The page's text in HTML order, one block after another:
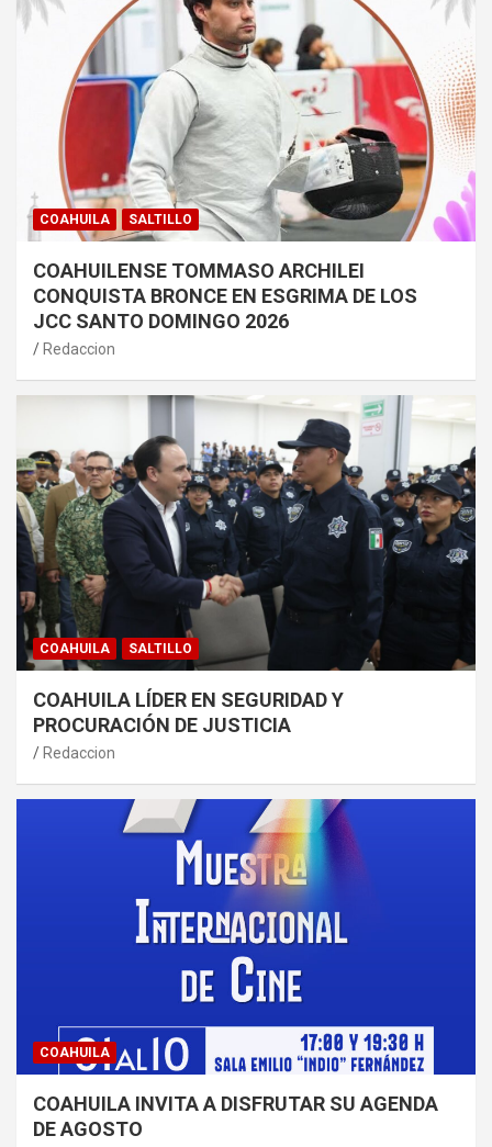
COAHUILA SALTILLO
COAHUILENSE TOMMASO ARCHILEI
CONQUISTA BRONCE EN ESGRIMA DE LOS
JCC SANTO DOMINGO 2026
Redaccion
COAHUILA SALTILLO
COAHUILA LÍDER EN SEGURIDAD Y
PROCURACIÓN DE JUSTICIA
Redaccion
COAHUILA
COAHUILA INVITA A DISFRUTAR SU AGENDA
DE AGOSTO